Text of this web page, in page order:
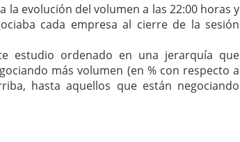
la evolución del volumen a las 22:00 horas y
cada empresa al cierre de la sesión
estudio ordenado en una jerarquía que
más volumen (en % con respecto a
hasta aquellos que están negociando